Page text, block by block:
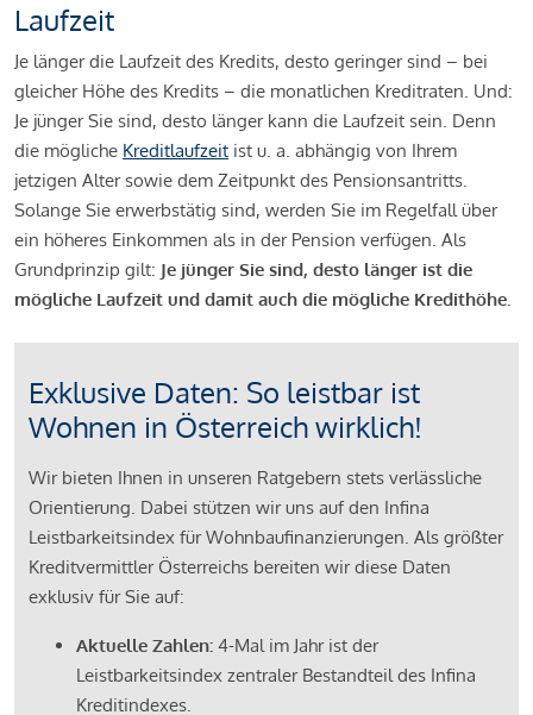
Laufzeit
Je länger die Laufzeit des Kredits, desto geringer sind – bei
gleicher Höhe des Kredits – die monatlichen Kreditraten. Und:
Je jünger Sie sind, desto länger kann die Laufzeit sein. Denn
die mögliche Kreditlaufzeit ist u. a. abhängig von Ihrem
jetzigen Alter sowie dem Zeitpunkt des Pensionsantritts.
Solange Sie erwerbstätig sind, werden Sie im Regelfall über
ein höheres Einkommen als in der Pension verfügen. Als
Grundprinzip gilt: Je jünger Sie sind, desto länger ist die
mögliche Laufzeit und damit auch die mögliche Kredithöhe.
Exklusive Daten: So leistbar ist
Wohnen in Österreich wirklich!
Wir bieten Ihnen in unseren Ratgebern stets verlässliche
Orientierung. Dabei stützen wir uns auf den Infina
Leistbarkeitsindex für Wohnbaufinanzierungen. Als größter
Kreditvermittler Österreichs bereiten wir diese Daten
exklusiv für Sie auf:
Aktuelle Zahlen: 4-Mal im Jahr ist der
Leistbarkeitsindex zentraler Bestandteil des Infina
Kreditindexes.